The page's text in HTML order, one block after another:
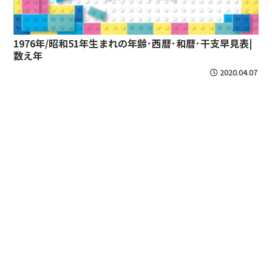
1976年/昭和51年生まれの年齢･西暦･和暦･干支早見表|
数え年
2020.04.07